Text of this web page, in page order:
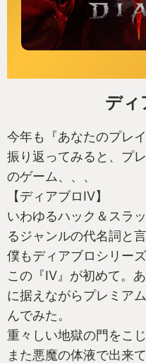
ディ
今年も『あなたのプレ
振り返ってみると、プ
のゲーム、、、
【ディアブロIV】
いわゆるハック＆スラ
るジャンルの代名詞と
僕もディアブロシリー
この『IV』が初めて。
に据えながらプレミア
んでみた。
重々しい地獄の門をこ
また悪魔の体液で出来